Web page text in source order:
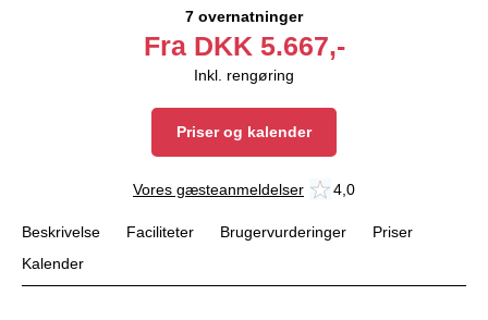
7 overnatninger
Fra DKK 5.667,-
Inkl. rengøring
Priser og kalender
Vores gæsteanmeldelser 4,0
Beskrivelse Faciliteter Brugervurderinger
Priser
Kalender